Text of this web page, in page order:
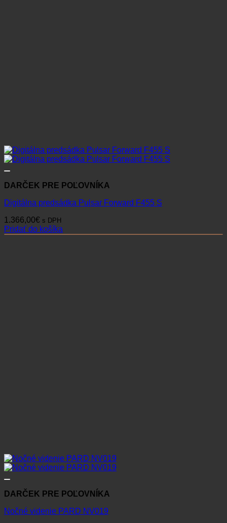
DARČEK PRE POĽOVNÍKA
Digitálna predsádka Pulsar Forward F455 S
1.366,00€ s DPH
Pridať do košíka
DARČEK PRE POĽOVNÍKA
Nočné videnie PARD NV019